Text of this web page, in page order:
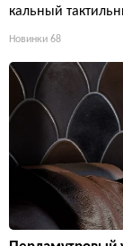
кальный
Новинки 68